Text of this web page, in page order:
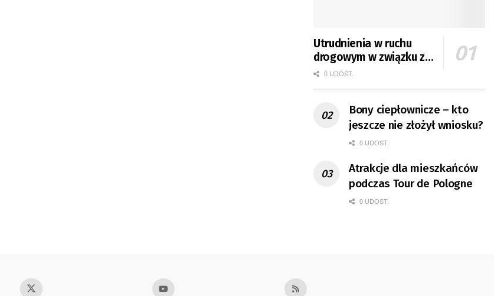
Utrudnienia w ruchu
drogowym w związku z
Tour de Pologne
0 UDOST.
Bony ciepłownicze – kto
jeszcze nie złożył wniosku?
0 UDOST.
Atrakcje dla mieszkańców
podczas Tour de Pologne
0 UDOST.